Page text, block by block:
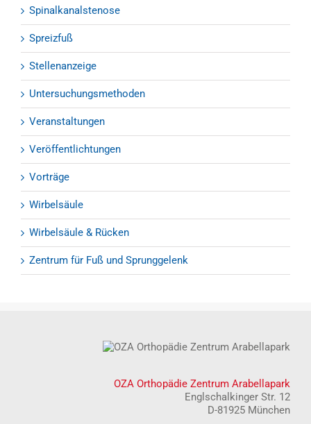
Spinalkanalstenose
Spreizfuß
Stellenanzeige
Untersuchungsmethoden
Veranstaltungen
Veröffentlichtungen
Vorträge
Wirbelsäule
Wirbelsäule & Rücken
Zentrum für Fuß und Sprunggelenk
OZA Orthopädie Zentrum Arabellapark
Englschalkinger Str. 12
D-81925 München